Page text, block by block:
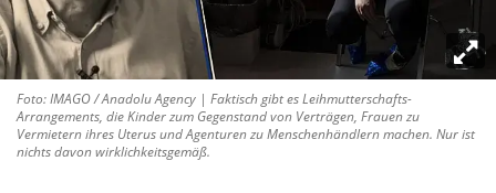
Foto: IMAGO / Anadolu Agency | Faktisch gibt es Leihmutterschafts-
Arrangements, die Kinder zum Gegenstand von Verträgen, Frauen zu
Vermietern ihres Uterus und Agenturen zu Menschenhändlern machen. Nur ist
nichts davon wirklichkeitsgemäß.